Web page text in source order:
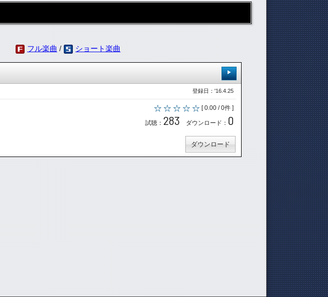
フル楽曲 / ショート楽曲
登録日：'16.4.25
[ 0.00 / 0件 ]
試聴： 283 ダウンロード： 0
ダウンロード